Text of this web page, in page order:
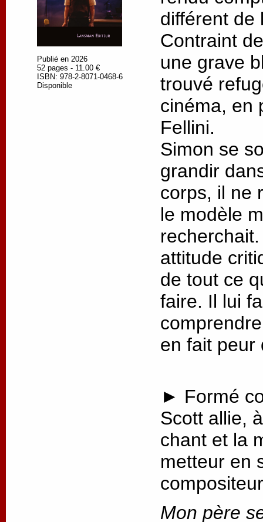
Publié en 2026
52 pages - 11.00 €
ISBN: 978-2-8071-0468-6
Disponible
différent de
Contraint
une grave
trouvé
cinéma, en
Fellini.
Simon se
grandir
corps, il ne
le modèle
attitude
de tout ce
faire. Il lui
en fait peur
► Formé
Scott allie,
chant et la
metteur en
Mon père